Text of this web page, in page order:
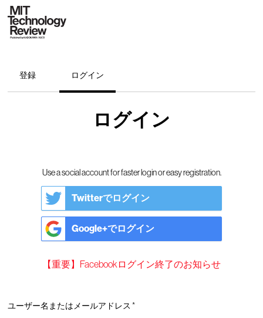
登録 ログイン
ログイン
Use a social account for faster login or easy registration.
Twitterでログイン
Google+でログイン
【重要】Facebookログイン終了のお知らせ
ユーザー名またはメールアドレス*必